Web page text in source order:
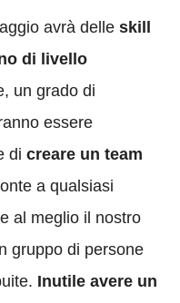
avrà delle skill
di livello
un grado di
essere
di creare un team
a qualsiasi
al meglio il nostro
gruppo di persone
Inutile avere un